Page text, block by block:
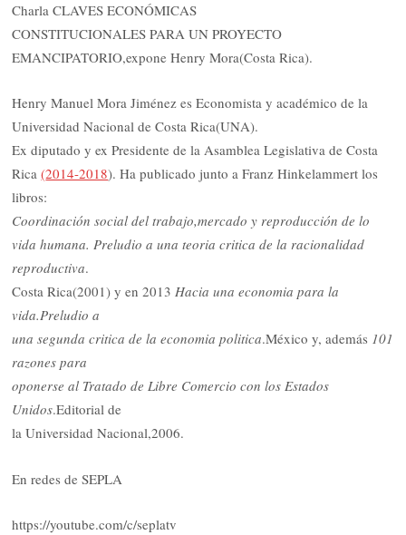
Charla CLAVES ECONÓMICAS
CONSTITUCIONALES PARA UN PROYECTO
EMANCIPATORIO,expone Henry Mora(Costa Rica).
Henry Manuel Mora Jiménez es Economista y académico de la
Universidad Nacional de Costa Rica(UNA).
Ex diputado y ex Presidente de la Asamblea Legislativa de Costa
Rica(2014-2018). Ha publicado junto a Franz Hinkelammert los
libros:
Coordinación social del trabajo,mercado y reproducción de lo
vida humana. Preludio a una teoria critica de la racionalidad
reproductiva.
Costa Rica(2001) y en 2013Hacia una economia para la
vida.Preludio a
una segunda critica de la economia politica.México y, además 101
razones para
oponerse al Tratado de Libre Comercio con los Estados
Unidos.Editorial de
la Universidad Nacional,2006.
En redes de SEPLA
https://youtube.com/c/seplatv